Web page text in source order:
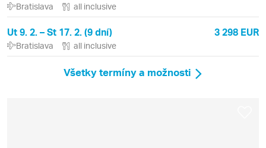
Bratislava all inclusive
Ut 9. 2. – St 17. 2. (9 dní) 3 298 EUR
Bratislava all inclusive
Všetky termíny a možnosti